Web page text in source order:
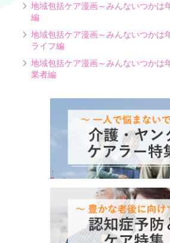
地域包括ケア漫画～みんないつかは
編
地域包括ケア漫画～みんないつかは
ライフ編
地域包括ケア漫画～みんないつかは
業者編